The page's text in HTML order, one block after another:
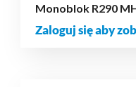
Monoblok R290
Zaloguj się aby